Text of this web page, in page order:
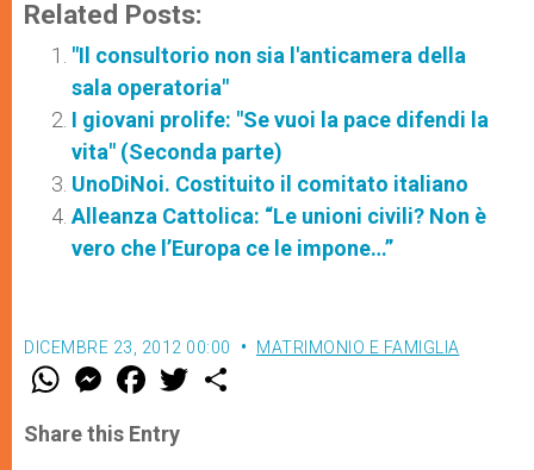
Related Posts:
"Il consultorio non sia l'anticamera della
sala operatoria"
I giovani prolife: "Se vuoi la pace difendi la
vita" (Seconda parte)
UnoDiNoi. Costituito il comitato italiano
Alleanza Cattolica: “Le unioni civili? Non è
vero che l’Europa ce le impone…”
DICEMBRE 23, 2012 00:00 MATRIMONIO E FAMIGLIA
W
t
s
M
e
s
e
F
a
e
b
w
Share this Entry